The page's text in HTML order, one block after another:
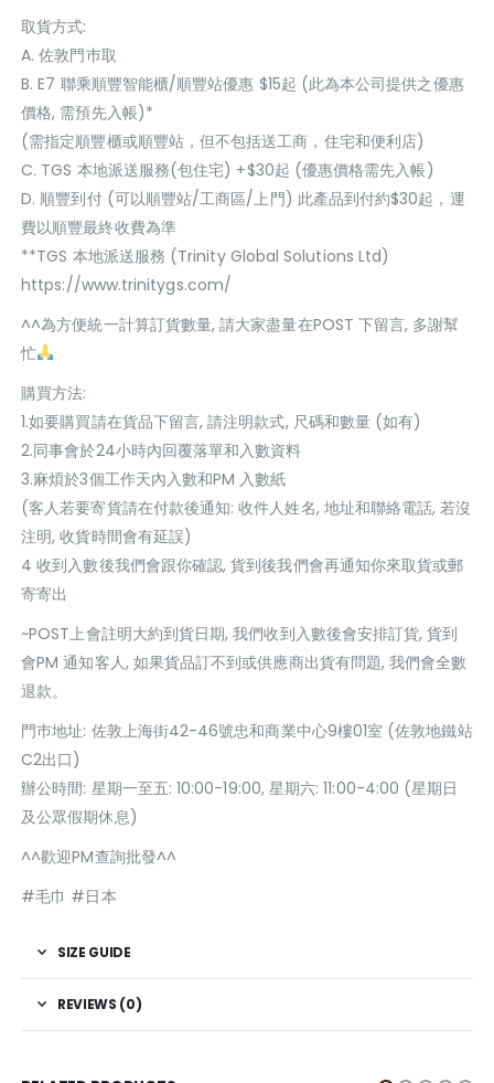
取貨方式:
A. 佐敦門巿取
B. E7 聯乘順豐智能櫃/順豐站優惠 $15起 (此為本公司提供之優惠
價格, 需預先入帳)*
(需指定順豐櫃或順豐站，但不包括送工商，住宅和便利店)
C. TGS 本地派送服務(包住宅) +$30起 (優惠價格需先入帳)
D. 順豐到付 (可以順豐站/工商區/上門) 此產品到付約$30起，運
費以順豐最終收費為準
**TGS 本地派送服務 (Trinity Global Solutions Ltd)
https://www.trinitygs.com/
^^為方便統一計算訂貨數量, 請大家盡量在POST 下留言, 多謝幫
忙
購買方法:
1.如要購買請在貨品下留言, 請注明款式, 尺碼和數量 (如有)
2.同事會於24小時內回覆落單和入數資料
3.麻煩於3個工作天內入數和PM 入數紙
(客人若要寄貨請在付款後通知: 收件人姓名, 地址和聯絡電話, 若沒
注明, 收貨時間會有延誤)
4 收到入數後我們會跟你確認, 貨到後我們會再通知你來取貨或郵
寄寄出
~POST上會註明大約到貨日期, 我們收到入數後會安排訂貨, 貨到
會PM 通知客人, 如果貨品訂不到或供應商出貨有問題, 我們會全數
退款。
門巿地址: 佐敦上海街42-46號忠和商業中心9樓01室 (佐敦地鐵站
C2出口)
辦公時間: 星期一至五: 10:00-19:00, 星期六: 11:00-4:00 (星期日
及公眾假期休息)
^^歡迎PM查詢批發^^
#毛巾 #日本
SIZE GUIDE
REVIEWS (0)